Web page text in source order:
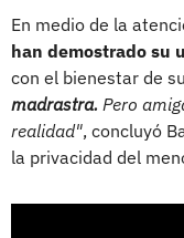
En medio de la
han demostrado su
con el bienestar de
madrastra. Pero
realidad", concluyó
la privacidad del